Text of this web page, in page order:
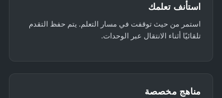
استأنف تعلمك
استمر من حيث توقفت في مسار التعلم. يتم حفظ التقدم
تلقائيًا أثناء الانتقال عبر الوحدات.
مناهج مخصصة